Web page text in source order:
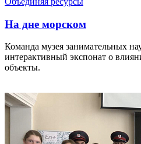
На дне морском
Команда музея занимательных
интерактивный экспонат о
объекты.